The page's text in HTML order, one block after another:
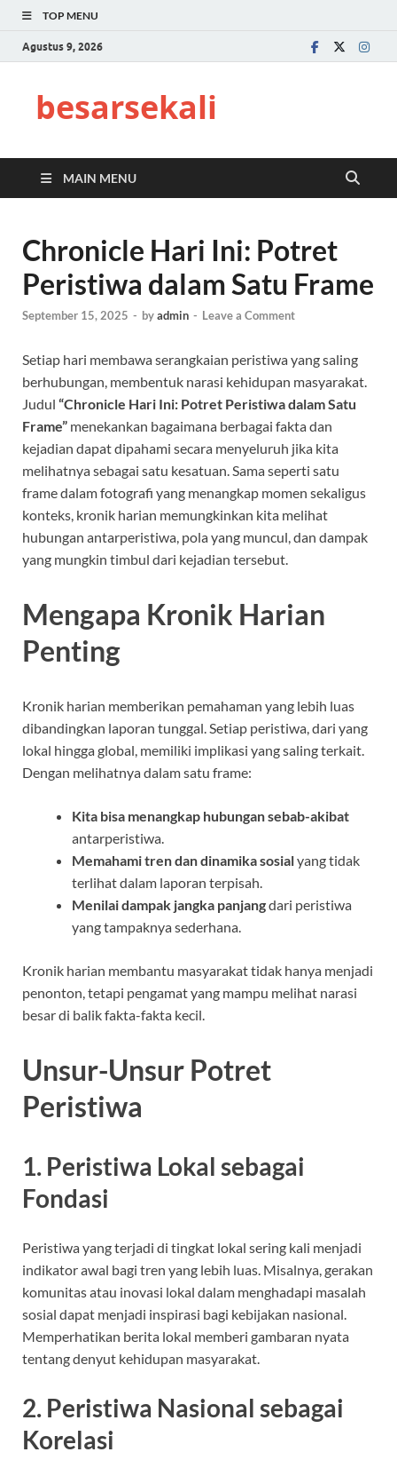
TOP MENU
Agustus 9, 2026
besarsekali
MAIN MENU
Chronicle Hari Ini: Potret
Peristiwa dalam Satu Frame
September 15, 2025 - byadmin - Leave a Comment
Setiap hari membawa serangkaian peristiwa yang saling
berhubungan, membentuk narasi kehidupan masyarakat.
Judul “Chronicle Hari Ini: Potret Peristiwa dalam Satu
Frame” menekankan bagaimana berbagai fakta dan
kejadian dapat dipahami secara menyeluruh jika kita
melihatnya sebagai satu kesatuan. Sama seperti satu
frame dalam fotografi yang menangkap momen sekaligus
konteks, kronik harian memungkinkan kita melihat
hubungan antarperistiwa, pola yang muncul, dan dampak
yang mungkin timbul dari kejadian tersebut.
Mengapa Kronik Harian
Penting
Kronik harian memberikan pemahaman yang lebih luas
dibandingkan laporan tunggal. Setiap peristiwa, dari yang
lokal hingga global, memiliki implikasi yang saling terkait.
Dengan melihatnya dalam satu frame:
Kita bisa menangkap hubungan sebab-akibat
antarperistiwa.
Memahami tren dan dinamika sosialyang tidak
terlihat dalam laporan terpisah.
Menilai dampak jangka panjangdari peristiwa
yang tampaknya sederhana.
Kronik harian membantu masyarakat tidak hanya menjadi
penonton, tetapi pengamat yang mampu melihat narasi
besar di balik fakta-fakta kecil.
Unsur-Unsur Potret
Peristiwa
1. Peristiwa Lokal sebagai
Fondasi
Peristiwa yang terjadi di tingkat lokal sering kali menjadi
indikator awal bagi tren yang lebih luas. Misalnya, gerakan
komunitas atau inovasi lokal dalam menghadapi masalah
sosial dapat menjadi inspirasi bagi kebijakan nasional.
Memperhatikan berita lokal memberi gambaran nyata
tentang denyut kehidupan masyarakat.
2. Peristiwa Nasional sebagai
Korelasi